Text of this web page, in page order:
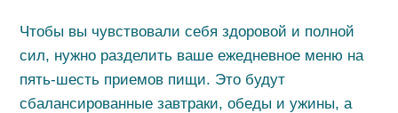
Чтобы вы чувствовали себя здоровой и полной
сил, нужно разделить ваше ежедневное меню на
пять-шесть приемов пищи. Это будут
сбалансированные завтраки, обеды и ужины, а